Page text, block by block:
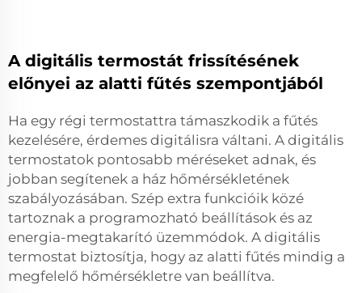
A digitális termostát frissítésének
előnyei az alatti fűtés szempontjából
Ha egy régi termostattra támaszkodik a fűtés
kezelésére, érdemes digitálisra váltani. A digitális
termostatok pontosabb méréseket adnak, és
jobban segítenek a ház hőmérsékletének
szabályozásában. Szép extra funkcióik közé
tartoznak a programozható beállítások és az
energia-megtakarító üzemmódok. A digitális
termostat biztosítja, hogy az alatti fűtés mindig a
megfelelő hőmérsékletre van beállítva.